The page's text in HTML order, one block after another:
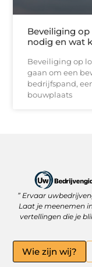
Beveiliging
nodig en wat
Beveiliging op
gaan om een
bedrijfspand,
bouwplaats
” Ervaar
Laat je meenemen
vertellingen die je
Wie zijn wij?